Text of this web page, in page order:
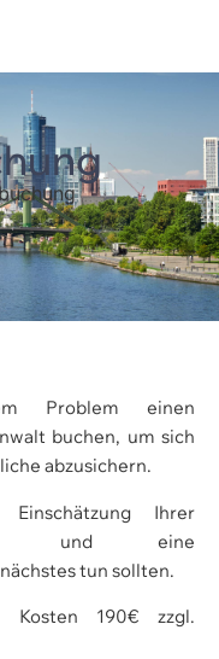
Problem einen
buchen, um sich
abzusichern.
Ihrer
und eine
tun sollten.
Kosten 190€ zzgl.